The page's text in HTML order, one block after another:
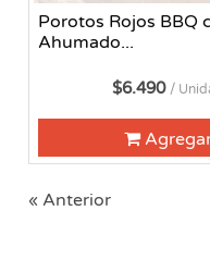
Porotos Rojos BBQ
Ahumado...
$6.490 /
« Anterior